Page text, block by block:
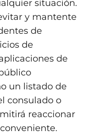
situación.
y mantente
de
de
de
un listado de
consulado o
reaccionar